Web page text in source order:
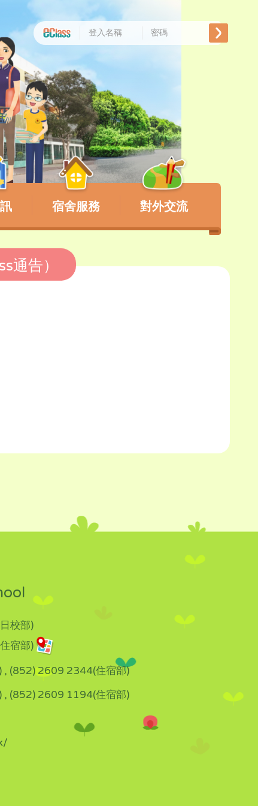
宿舍服務 對外交流
告）
校部)
宿部)
(852) 2609 2344(住宿部)
(852) 2609 1194(住宿部)